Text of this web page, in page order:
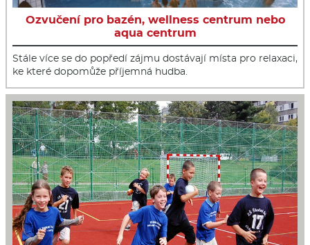
Ozvučení pro bazén, wellness centrum nebo
aqua centrum
Stále více se do popředí zájmu dostávají místa pro relaxaci,
ke které dopomůže příjemná hudba.